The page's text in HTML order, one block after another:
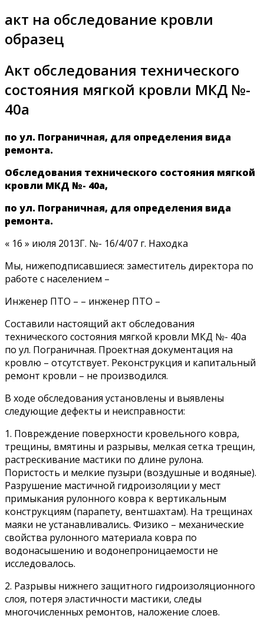
акт на обследование кровли
образец
Акт обследования технического
состояния мягкой кровли МКД №-
40а
по ул. Пограничная, для определения вида
ремонта.
Обследования технического состояния мягкой
кровли МКД №- 40а,
по ул. Пограничная, для определения вида
ремонта.
« 16 » июля 2013Г. №- 16/4/07 г. Находка
Мы, нижеподписавшиеся: заместитель директора по
работе с населением –
Инженер ПТО – – инженер ПТО –
Составили настоящий акт обследования
технического состояния мягкой кровли МКД №- 40а
по ул. Пограничная. Проектная документация на
кровлю – отсутствует. Реконструкция и капитальный
ремонт кровли – не производился.
В ходе обследования установлены и выявлены
следующие дефекты и неисправности:
1. Повреждение поверхности кровельного ковра,
трещины, вмятины и разрывы, мелкая сетка трещин,
растрескивание мастики по длине рулона.
Пористость и мелкие пузыри (воздушные и водяные).
Разрушение мастичной гидроизоляции у мест
примыкания рулонного ковра к вертикальным
конструкциям (парапету, вентшахтам). На трещинах
маяки не устанавливались. Физико – механические
свойства рулонного материала ковра по
водонасышению и водонепроницаемости не
исследовалось.
2. Разрывы нижнего защитного гидроизоляционного
слоя, потеря эластичности мастики, следы
многочисленных ремонтов, наложение слоев.